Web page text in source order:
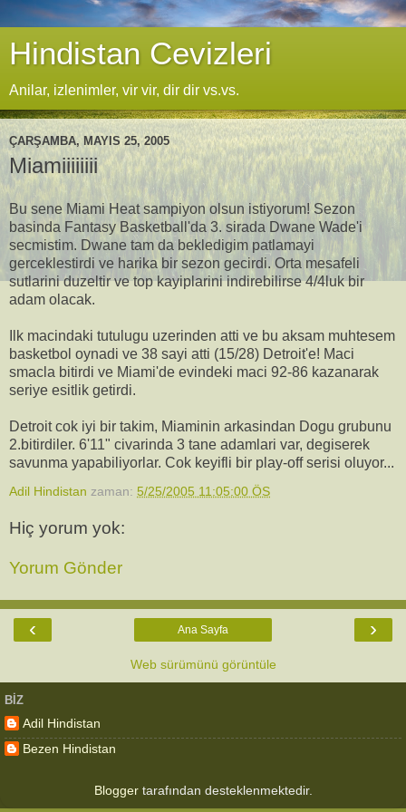
Hindistan Cevizleri
Anilar, izlenimler, vir vir, dir dir vs.vs.
ÇARŞAMBA, MAYIS 25, 2005
Miamiiiiiiii
Bu sene Miami Heat sampiyon olsun istiyorum! Sezon
basinda Fantasy Basketball'da 3. sirada Dwane Wade'i
secmistim. Dwane tam da bekledigim patlamayi
gerceklestirdi ve harika bir sezon gecirdi. Orta mesafeli
sutlarini duzeltir ve top kayiplarini indirebilirse 4/4luk bir
adam olacak.
Ilk macindaki tutulugu uzerinden atti ve bu aksam muhtesem
basketbol oynadi ve 38 sayi atti (15/28) Detroit'e! Maci
smacla bitirdi ve Miami'de evindeki maci 92-86 kazanarak
seriye esitlik getirdi.
Detroit cok iyi bir takim, Miaminin arkasindan Dogu grubunu
2.bitirdiler. 6'11" civarinda 3 tane adamlari var, degiserek
savunma yapabiliyorlar. Cok keyifli bir play-off serisi oluyor...
Adil Hindistan zaman: 5/25/2005 11:05:00 ÖS
Hiç yorum yok:
Yorum Gönder
‹ ›
Ana Sayfa
Web sürümünü görüntüle
BIZ
Adil Hindistan
Bezen Hindistan
Bloggertarafından desteklenmektedir.